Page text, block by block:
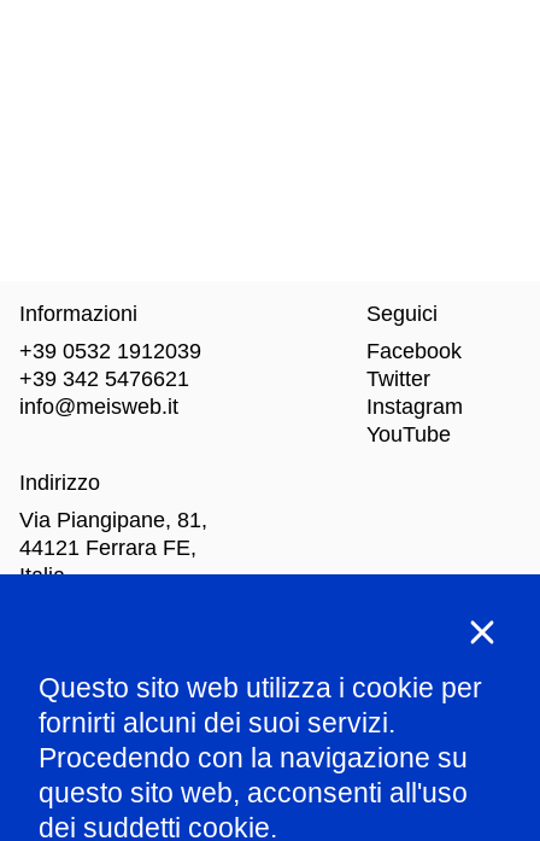
Questo sito web utilizza i cookie per
fornirti alcuni dei suoi servizi.
Procedendo con la navigazione su
questo sito web, acconsenti all'uso
dei suddetti cookie.
Informazioni
+39 0532 1912039
+39 342 5476621
info@meisweb.it
Indirizzo
Via Piangipane, 81,
44121 Ferrara FE,
Italia
Seguici
Facebook
Twitter
Instagram
YouTube
Mar-Dom: dalle 10.00 alle 18.00
Parla con il nostro staff